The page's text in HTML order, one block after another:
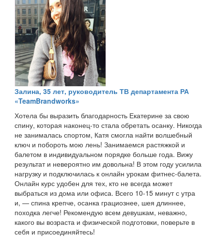
Залина, 35 лет, руководитель ТВ департамента РА
«TeamBrandworks»
Хотела бы выразить благодарность Екатерине за свою
спину, которая наконец-то стала обретать осанку. Никогда
не занималась спортом, Катя смогла найти волшебный
ключ и побороть мою лень! Занимаемся растяжкой и
балетом в индивидуальном порядке больше года. Вижу
результат и невероятно им довольна! В этом году усилила
нагрузку и подключилась к онлайн урокам фитнес-балета.
Онлайн курс удобен для тех, кто не всегда может
выбраться из дома или офиса. Всего 10-15 минут с утра
и, — спина крепче, осанка грациознее, шея длиннее,
походка легче! Рекомендую всем девушкам, неважно,
какого вы возраста и физической подготовки, поверьте в
себя и присоединяйтесь!